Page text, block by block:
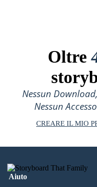
Oltre
Nessun
Nessun
CREARE IL MIO
Aiuto